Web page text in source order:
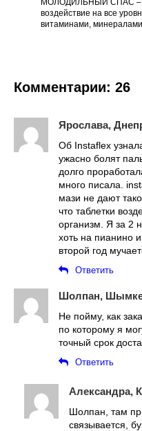
воздействие на все
витаминами, минералами
Комментарии: 26
Ярослава,
Об Instaflex
ужасно болят
долго
много писала.
мази не дают
что таблетки
организм. Я за 2
хоть на пианино
второй год
Ответить
Шолпан,
Не пойму, как
по которому я
точный срок
Ответить
Александра,
Шолпан, там
связывается,